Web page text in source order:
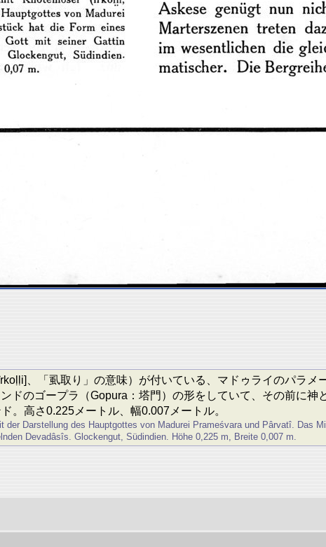
、「虱取り」の意味）が付いている、マドゥライのパラメ
ドのゴープラ（Gopura：塔門）の形をしていて、その前に神
。高さ0.225メートル、幅0.007メートル。
der Darstellung des Hauptgottes von Madurei Prameśvara und Pârvatî. Das
Devadâsîs. Glockengut, Südindien. Höhe 0,225 m, Breite 0,007 m.